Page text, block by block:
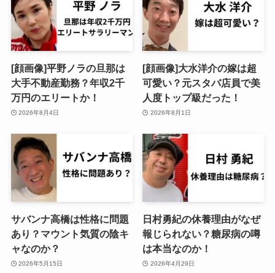
[顔画像]平野ノラの旦那は
大手不動産勤務？年収2千
万円のエリートか！
2026年8月4日
[顔画像]大水洋介の嫁は超
可愛い？元スタバ店員で美
人度トップ級だった！
2026年8月1日
サバンナ高橋は性格に問題
あり？マウント気質の陰キ
ャなのか？
2026年5月15日
日村勇紀の休養理由がなぜ
報じられない？糖尿病の噂
は本当なのか！
2026年4月29日